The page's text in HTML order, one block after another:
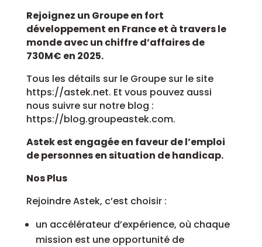
Rejoignez un Groupe en fort
développement en France et à travers le
monde avec un chiffre d’affaires de
730M€ en 2025.
Tous les détails sur le Groupe sur le site
https://astek.net. Et vous pouvez aussi
nous suivre sur notre blog :
https://blog.groupeastek.com.
Astek est engagée en faveur de l’emploi
de personnes en situation de handicap.
Nos Plus
Rejoindre Astek, c’est choisir :
un accélérateur d’expérience, où chaque
mission est une opportunité de